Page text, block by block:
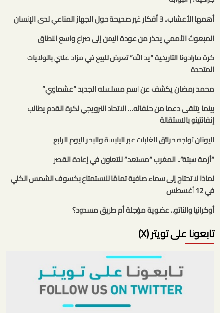
أهمها الأعشاب.. 3 أفكار غير صحيحة حول الجهاز المناعي لدى الإنسان
المبعوث الأممي يحذر من عودة اليمن إلى صراع واسع النطاق
كرة مارادونا التاريخية “يد الله” تعرض للبيع في مزاد علني بالولايات
المتحدة
محمد رمضان يكشف عن اسم مسلسله الجديد “عشماوي”
بينما يتلقى دعما من حلفائه… الاتحاد النرويجي لكرة القدم يطالب
إنفانتينو بالاستقالة
اليونان تواجه حرائق الغابات عبر اليابسة والبحر لليوم الرابع
“أزمة سبتة”.. المغرب “مستعد” للتعاون في إعادة القصر
لماذا لا تحتاج إلى سماء صافية تمامًا للاستمتاع بكسوف الشمس الكلي
في 12 أغسطس
أوكرانيا والناتو.. عضوية مؤجلة أم طريق مسدود؟
تابعونا على تويتر (X)